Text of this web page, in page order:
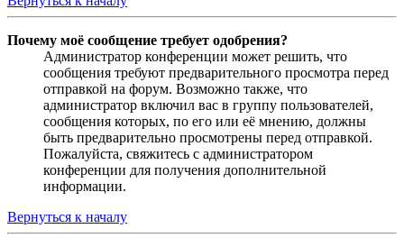
Почему моё сообщение требует одобрения?
Администратор конференции может решить, что
сообщения требуют предварительного просмотра перед
отправкой на форум. Возможно также, что
администратор включил вас в группу пользователей,
сообщения которых, по его или её мнению, должны
быть предварительно просмотрены перед отправкой.
Пожалуйста, свяжитесь с администратором
конференции для получения дополнительной
информации.
Вернуться к началу